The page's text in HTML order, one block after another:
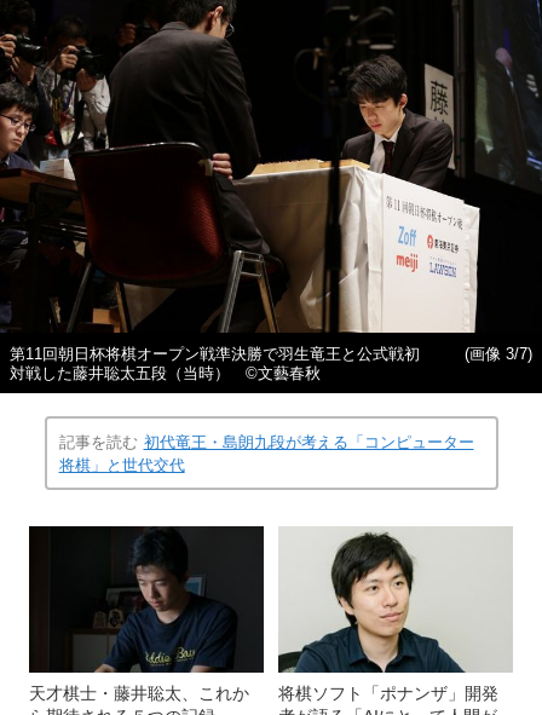
第11回朝日杯将棋オープン戦準決勝で羽生竜王と公式戦初
対戦した藤井聡太五段（当時） ©文藝春秋
(画像 3/7)
記事を読む 初代竜王・島朗九段が考える「コンピューター
将棋」と世代交代
天才棋士・藤井聡太、これか
将棋ソフト「ポナンザ」開発